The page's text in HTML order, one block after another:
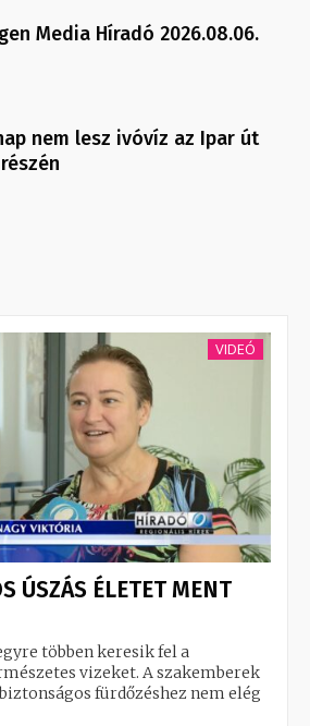
Media Híradó 2026.08.06.
nem lesz ivóvíz az Ipar út
VIDEÓ
ÚSZÁS ÉLETET MENT
többen keresik fel a
vizeket. A szakemberek
fürdőzéshez nem elég